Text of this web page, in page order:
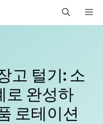
고 털기: 소
로 완성하
로테이션